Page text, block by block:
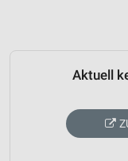
Aktuell